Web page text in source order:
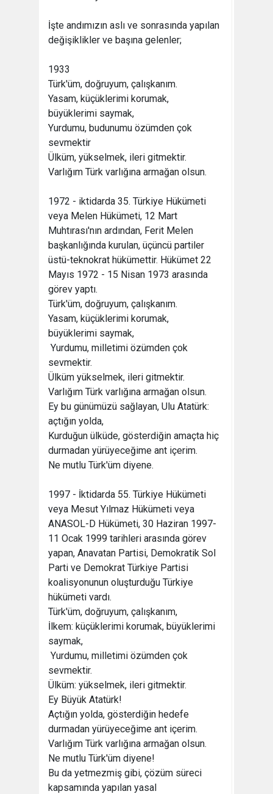
İşte andımızın aslı ve sonrasında yapılan
değişiklikler ve başına gelenler;
1933
Türk'üm, doğruyum, çalışkanım.
Yasam, küçüklerimi korumak,
büyüklerimi saymak,
Yurdumu, budunumu özümden çok
sevmektir
Ülküm, yükselmek, ileri gitmektir.
Varlığım Türk varlığına armağan olsun.
1972 - iktidarda 35. Türkiye Hükümeti
veya Melen Hükümeti, 12 Mart
Muhtırası'nın ardından, Ferit Melen
başkanlığında kurulan, üçüncü partiler
üstü-teknokrat hükümettir. Hükümet 22
Mayıs 1972 - 15 Nisan 1973 arasında
görev yaptı.
Türk'üm, doğruyum, çalışkanım.
Yasam, küçüklerimi korumak,
büyüklerimi saymak,
Yurdumu, milletimi özümden çok
sevmektir.
Ülküm yükselmek, ileri gitmektir.
Varlığım Türk varlığına armağan olsun.
Ey bu günümüzü sağlayan, Ulu Atatürk:
açtığın yolda,
Kurduğun ülküde, gösterdiğin amaçta hiç
durmadan yürüyeceğime ant içerim.
Ne mutlu Türk'üm diyene.
1997 - İktidarda 55. Türkiye Hükümeti
veya Mesut Yılmaz Hükümeti veya
ANASOL-D Hükümeti, 30 Haziran 1997-
11 Ocak 1999 tarihleri arasında görev
yapan, Anavatan Partisi, Demokratik Sol
Parti ve Demokrat Türkiye Partisi
koalisyonunun oluşturduğu Türkiye
hükümeti vardı.
Türk'üm, doğruyum, çalışkanım,
İlkem: küçüklerimi korumak, büyüklerimi
saymak,
Yurdumu, milletimi özümden çok
sevmektir.
Ülküm: yükselmek, ileri gitmektir.
Ey Büyük Atatürk!
Açtığın yolda, gösterdiğin hedefe
durmadan yürüyeceğime ant içerim.
Varlığım Türk varlığına armağan olsun.
Ne mutlu Türk'üm diyene!
Bu da yetmezmiş gibi, çözüm süreci
kapsamında yapılan yasal